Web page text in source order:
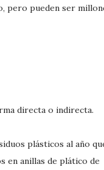
pero pueden ser
directa o indirecta.
plásticos al año
en anillas de plático de